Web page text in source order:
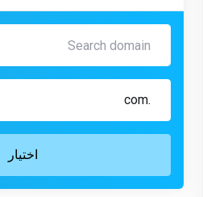
.com
اختيار